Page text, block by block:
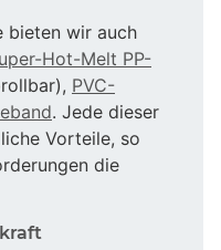
bieten wir auch
Hot-Melt PP-
PVC-
. Jede dieser
Vorteile, so
die